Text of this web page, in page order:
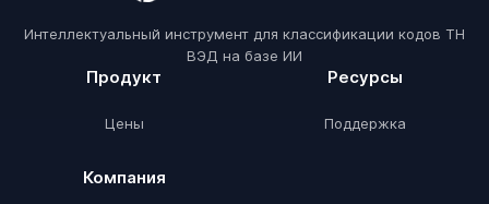
Интеллектуальный инструмент для классификации кодов ТН
ВЭД на базе ИИ
Продукт
Цены
Ресурсы
Поддержка
Компания